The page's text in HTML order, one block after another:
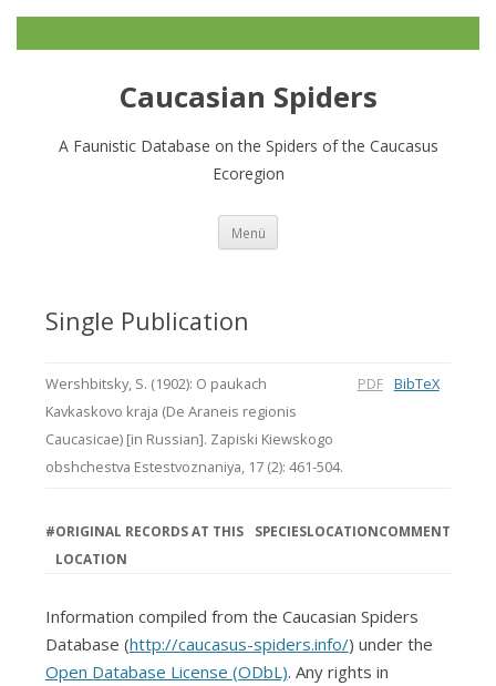
Caucasian Spiders
A Faunistic Database on the Spiders of the Caucasus
Ecoregion
Menü
Single Publication
Wershbitsky, S. (1902): O paukach
Kavkaskovo kraja (De Araneis regionis
Caucasicae) [in Russian]. Zapiski Kiewskogo
obshchestva Estestvoznaniya, 17 (2): 461-504.
PDF BibTeX
#ORIGINAL RECORDS AT THIS
LOCATION
SPECIESLOCATIONCOMMENT
Information compiled from the Caucasian Spiders
Database (http://caucasus-spiders.info/) under the
Open Database License (ODbL). Any rights in